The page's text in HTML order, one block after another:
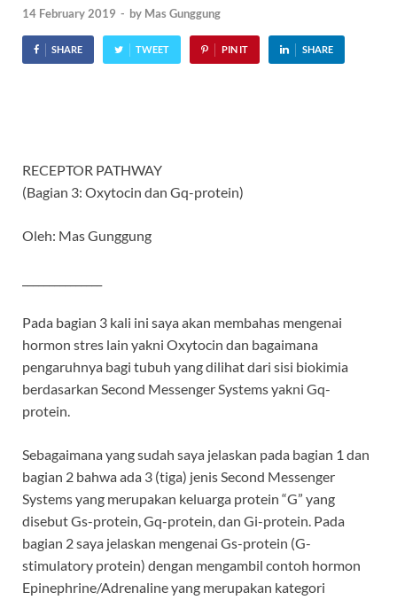
14 February 2019 - by Mas Gunggung
SHARE TWEET PIN IT SHARE
RECEPTOR PATHWAY
(Bagian 3: Oxytocin dan Gq-protein)
Oleh: Mas Gunggung
Pada bagian 3 kali ini saya akan membahas mengenai
hormon stres lain yakni Oxytocin dan bagaimana
pengaruhnya bagi tubuh yang dilihat dari sisi biokimia
berdasarkan Second Messenger Systems yakni Gq-
protein.
Sebagaimana yang sudah saya jelaskan pada bagian 1 dan
bagian 2 bahwa ada 3 (tiga) jenis Second Messenger
Systems yang merupakan keluarga protein “G” yang
disebut Gs-protein, Gq-protein, dan Gi-protein. Pada
bagian 2 saya jelaskan mengenai Gs-protein (G-
stimulatory protein) dengan mengambil contoh hormon
Epinephrine/Adrenaline yang merupakan kategori